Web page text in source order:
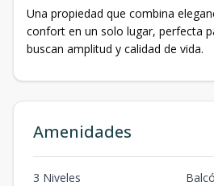
Una propiedad que combina
confort en un solo lugar, perfecta
buscan amplitud y calidad de vida.
Amenidades
3 Niveles